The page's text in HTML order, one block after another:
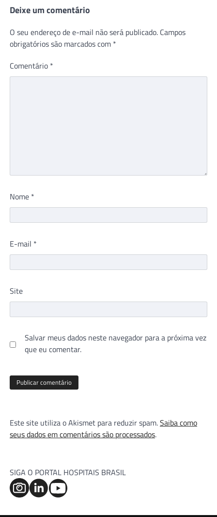
Deixe um comentário
O seu endereço de e-mail não será publicado. Campos
obrigatórios são marcados com *
Comentário *
Nome *
E-mail *
Site
Salvar meus dados neste navegador para a próxima vez
que eu comentar.
Este site utiliza o Akismet para reduzir spam.Saiba como
seus dados em comentários são processados.
SIGA O PORTAL HOSPITAIS BRASIL